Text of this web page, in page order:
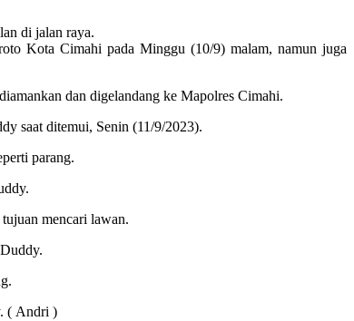
di jalan raya.
Kota Cimahi pada Minggu (10/9) malam, namun juga
dan digelandang ke Mapolres Cimahi.
saat ditemui, Senin (11/9/2023).
parang.
mencari lawan.
( Andri )